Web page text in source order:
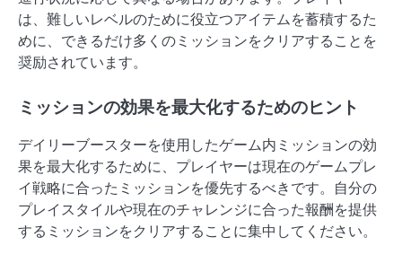
は、難しいレベルのために役立つアイテムを蓄積するた
めに、できるだけ多くのミッションをクリアすることを
奨励されています。
ミッションの効果を最大化するためのヒント
デイリーブースターを使用したゲーム内ミッションの効
果を最大化するために、プレイヤーは現在のゲームプレ
イ戦略に合ったミッションを優先するべきです。自分の
プレイスタイルや現在のチャレンジに合った報酬を提供
するミッションをクリアすることに集中してください。